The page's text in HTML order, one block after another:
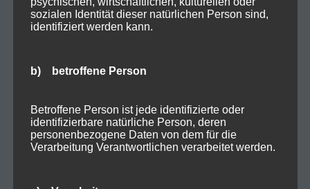
sozialen Identität dieser natürlichen Person sind,
identifiziert werden kann.
b) betroffene Person
Betroffene Person ist jede identifizierte oder
identifizierbare natürliche Person, deren
personenbezogene Daten von dem für die
Verarbeitung Verantwortlichen verarbeitet werden.